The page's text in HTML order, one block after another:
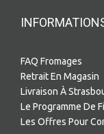
FAQ Fromages
Retrait En Magasin
Livraison À
Le Programme De
Les Offres Pour